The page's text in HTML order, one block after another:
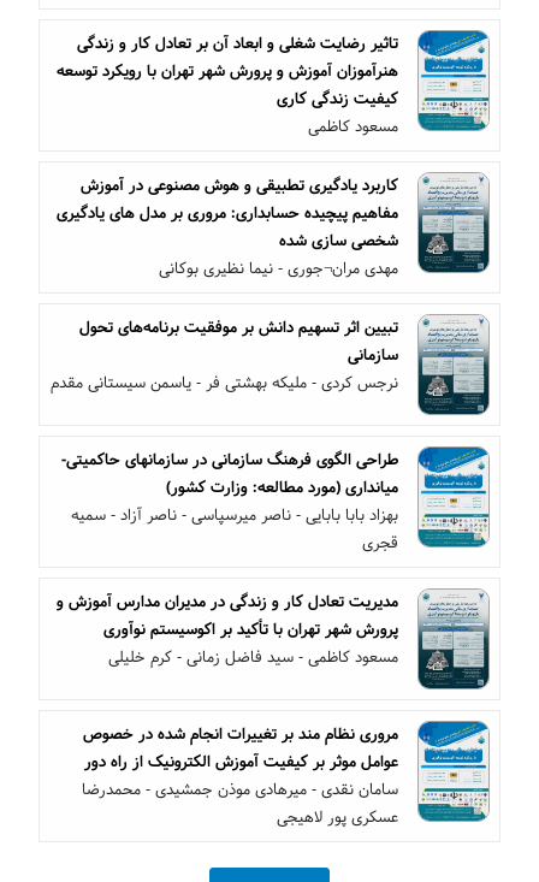
تاثیر رضایت شغلی و ابعاد آن بر تعادل کار و زندگی
هنرآموزان آموزش و پرورش شهر تهران با رویکرد توسعه
کیفیت زندگی کاری
مسعود کاظمی
کاربرد یادگیری تطبیقی و هوش مصنوعی در آموزش
مفاهیم پیچیده حسابداری: مروری بر مدل های یادگیری
شخصی سازی شده
مهدی مران¬جوری - نیما نظیری بوکانی
تبیین اثر تسهیم دانش بر موفقیت برنامه‌های تحول
سازمانی
نرجس کردی - ملیکه بهشتی فر - یاسمن سیستانی مقدم
طراحی الگوی فرهنگ سازمانی در سازمانهای حاکمیتی-
میانداری (مورد مطالعه: وزارت کشور)
بهزاد بابا بابایی - ناصر میرسپاسی - ناصر آزاد - سمیه
قجری
مدیریت تعادل کار و زندگی در مدیران مدارس آموزش و
پرورش شهر تهران با تأکید بر اکوسیستم نوآوری
مسعود کاظمی - سید فاضل زمانی - کرم خلیلی
مروری نظام مند بر تغییرات انجام شده در خصوص
عوامل موثر بر کیفیت آموزش الکترونیک از راه دور
سامان نقدی - میرهادی موذن جمشیدی - محمدرضا
عسکری پور لاهیجی